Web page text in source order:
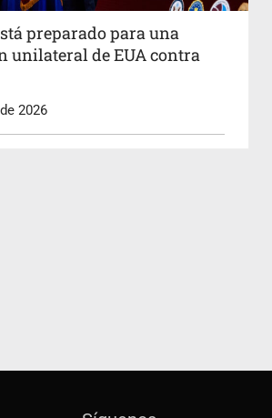
preparado para una
unilateral de EUA contra
2026